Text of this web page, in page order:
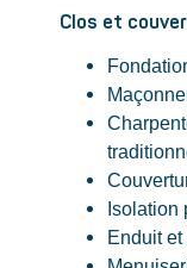
Clos et
Isolation
Enduit